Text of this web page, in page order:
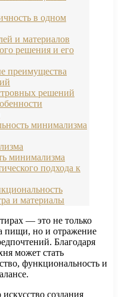
в одном
и материалов
решения и его
преимущества
решений
минимализма
минимализма
подхода к
и материалы
— это не только
пищи, но и отражение
Благодаря
может стать
функциональность и
создания